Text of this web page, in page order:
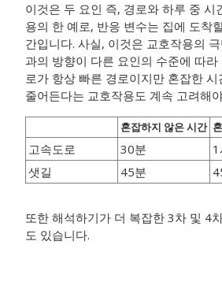
이것은 두 요인 즉, 경로와 하루 중 시
용의 한 예로, 반응 변수는 집에 도착
간입니다. 사실, 이것은 교호작용의
과의 방향이 다른 요인의 수준에 따라
로가 항상 빠른 경로이지만 혼잡한
줄어든다는 교호작용도 계속 고려해
혼잡하지 않은 시간
고속도로 30분
샛길
45분
또한 해석하기가 더 복잡한 3차 및 4
도 있습니다.